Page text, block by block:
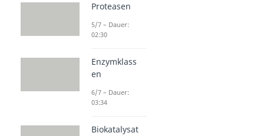
Proteasen
5/7 – Dauer:
02:30
Enzymklass
en
6/7 – Dauer:
03:34
Biokatalysat